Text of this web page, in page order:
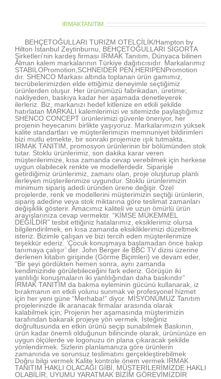
IRMAKTANITIM
BEHÇETOĞULLARI TURIZM OTELCİLİK/Hampton by
Hilton İstanbul Zeytinburnu, BEHÇETOĞULLARI SİGORTA
Şirketleri’nin kardeş firması IRMAK Tanıtım, Dünyaca bilinen
Alman kalem markalarının Türkiye dağıtıcısıdır. Markalarımız
STABILOPromotion,SCHNEIDER PEN,HERIPENPromotion
dır. SHENCO Markası altında toplanan ürün gamımız,
tecrübelerimizden elde ettiğimiz deneyimle seçtiğimiz
ürünlerden oluşur. Her ürünümüzü fabrikadan, üretime;
nakliyeden, baskıya kadar her aşamada denetleyerek
ilerleriz. Biz, markanızı hedef kitlenize en etkili şekilde
hatırlatan MARKALI kalemlerimizi ve sitemizde paylaştığımız
SHENCO CONCEPT ürünlerimizi güvenle öneriyor, her
projenin heyecanını birlikte yaşıyoruz. Markalarımızın yüksek
kalite standartları ve müşterilerimizin memnuniyet bildirimleri
bizi mutlu etmekte, bir sonraki projemize ışık tutmakta..
IRMAK TANITIM, promosyon ürünlerinin bir bölümünden stok
tutar. Stoklu ürünlerimiz, son dakika karar veren
müşterilerimize, kısa zamanda cevap verebilmek için herkese
uygun olabilecek renkte ve modellerdedir. Siparişle
getirdiğimiz ürünlerimiz, zamanı olan, proje oluşturup planlı
ilerleyen müşterilerimize uygundur. Stoklu ürünlerimizin
minimum sipariş adedi üründen ürene değişir. Özel
projelerde, renk ve modellerini müşterimizin seçtiği ürünlerin,
sipariş adedine veya stok miktarına göre teslimat zamanları
değişiklik gösterir. Amacımız kaliteli ve uzun ömürlü ürün
arayışlarınıza cevap vermektir. “KİMSE MÜKEMMEL
DEĞİLDİR” tesbit ettiğiniz hatalarımız, eksiklerimiz olursa
bilgilendirilmek, en kısa zamanda eksikliklerimizi düzeltmek
isteriz. Bizimle çalışan ve bizi tercih eden müşterilerimize
teşekkür ederiz. ‘Çocuk konuşmaya başlamadan önce bakıp
tanımaya çalışır’ der. John Berger ile BBC TV dizisi üzerine
derlenen kitabın girişinde (Görme Biçimleri) ve devam eder,
“Bir şeyi gördükten hemen sonra, aynı zamanda
kendimizinde görülebileceğini fark ederiz. Görüşün iki
yanlılığı konuşmaların iki yanlılığından daha baskındır”
IRMAK TANITIM da bakma eyleminin gücünü kullanarak, iz
bırakmanın en etkili yolunu sunmak ve profesyonel hizmet
için her yeni güne “Merhaba!” diyor. MİSYONUMUZ Tanıtım
projelerinizde ilk aranacak firmalar arasında olarak
kalabilmek için; Projenin her aşamasında müşterimizin
tarafından bakarak projeye yön vermek. İsteğiniz
doğrultusunda en etkin ürünü seçip sunabilmek Baskının,
ürün kadar önemli olduğunun bilincinde olarak, ürününüze en
uygun ölçülerde ve logonuzu ön plana çıkaracak şekilde
yönlendirmek. Sizlerin planlamanıza göre ürünlerin
zamanında ve sorunsuz teslimatını gerçekleştirebilmek
Doğru bilgi vermek Kalite kontrole önem vermek IRMAK
TANITIM HAKLI OLACAĞI GİBİ, MÜŞTERİLERİMİZDE HAKLI
OLABİLİR, UYUMU YARATMAK BİZİM GÖREVİMİZDİR